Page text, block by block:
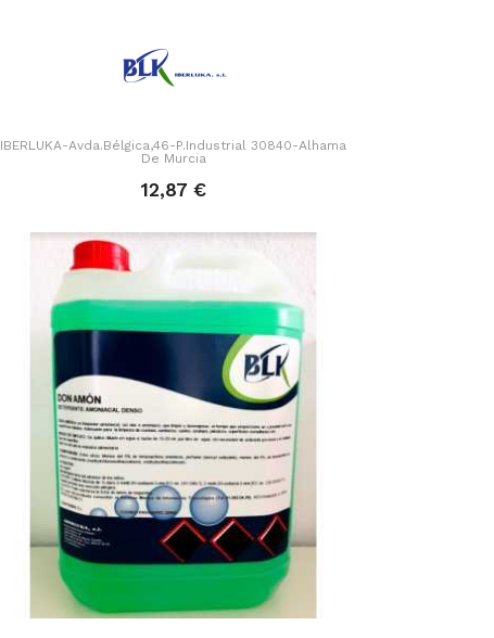
IBERLUKA-Avda.Bélgica,46-P.Industrial 30840-Alhama
De Murcia
12,87 €